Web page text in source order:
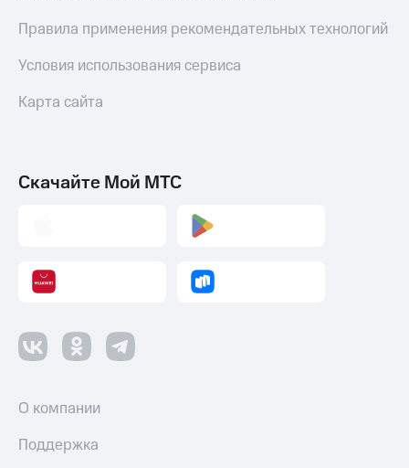
Правила применения рекомендательных технологий
Условия использования сервиса
Карта сайта
Скачайте Мой МТС
О компании
Поддержка